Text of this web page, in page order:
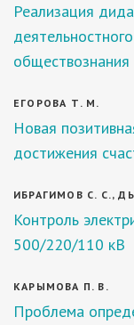
Реализация
обществознания
ЕГОРОВА Т. М.
Новая
достижения
ИБРАГИМОВ С. С.,
Контроль
500/220/110 кВ
КАРЫМОВА П. В.
Проблема